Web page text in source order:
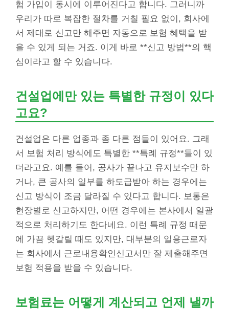
험 가입이 동시에 이루어진다고 합니다. 그러니까
우리가 따로 복잡한 절차를 거칠 필요 없이, 회사에
서 제대로 신고만 해주면 자동으로 보험 혜택을 받
을 수 있게 되는 거죠. 이게 바로 **신고 방법**의 핵
심이라고 할 수 있습니다.
건설업에만 있는 특별한 규정이 있다
고요?
건설업은 다른 업종과 좀 다른 점들이 있어요. 그래
서 보험 처리 방식에도 특별한 **특례 규정**들이 있
더라고요. 예를 들어, 공사가 끝나고 유지보수만 하
거나, 큰 공사의 일부를 하도급받아 하는 경우에는
신고 방식이 조금 달라질 수 있다고 합니다. 보통은
현장별로 신고하지만, 어떤 경우에는 본사에서 일괄
적으로 처리하기도 한다네요. 이런 특례 규정 때문
에 가끔 헷갈릴 때도 있지만, 대부분의 일용근로자
는 회사에서 근로내용확인신고서만 잘 제출해주면
보험 적용을 받을 수 있습니다.
보험료는 어떻게 계산되고 언제 낼까